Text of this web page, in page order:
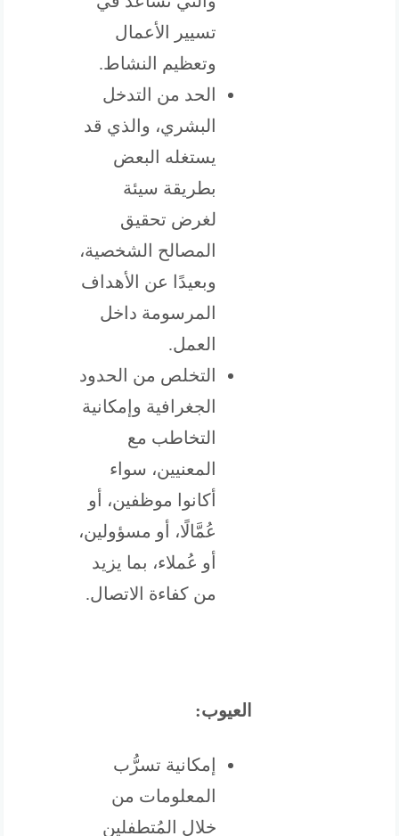
تسيير الأعمال
وتعظيم النشاط.
الحد من التدخل
البشري، والذي قد
يستغله البعض
بطريقة سيئة
لغرض تحقيق
المصالح الشخصية،
وبعيدًا عن الأهداف
المرسومة داخل
العمل.
التخلص من الحدود
الجغرافية وإمكانية
التخاطب مع
المعنيين، سواء
أكانوا موظفين، أو
عُمَّالًا، أو مسؤولين،
أو عُملاء، بما يزيد
من كفاءة الاتصال.
العيوب:
إمكانية تسرُّب
المعلومات من
خلال المُتطفلين